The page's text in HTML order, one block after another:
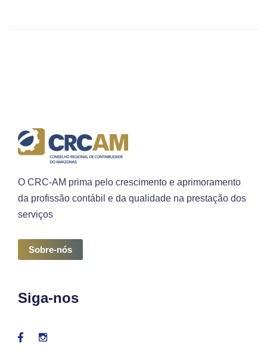
O CRC-AM prima pelo crescimento e aprimoramento
da profissão contábil e da qualidade na prestação dos
serviços
Sobre-nós
Siga-nos